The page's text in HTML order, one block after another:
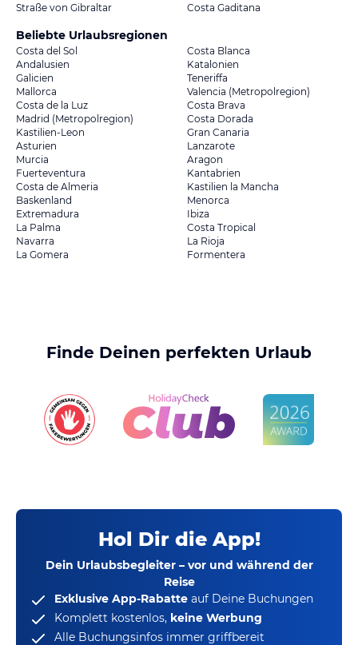
Straße von Gibraltar Costa Gaditana
Beliebte Urlaubsregionen
Costa del Sol
Costa Blanca
Andalusien
Katalonien
Galicien
Teneriffa
Mallorca
Valencia (Metropolregion)
Costa de la Luz
Costa Brava
Madrid (Metropolregion)
Costa Dorada
Kastilien-Leon
Gran Canaria
Asturien
Lanzarote
Murcia
Aragon
Fuerteventura
Kantabrien
Costa de Almeria
Kastilien la Mancha
Baskenland
Menorca
Extremadura
Ibiza
La Palma
Costa Tropical
Navarra
La Rioja
La Gomera
Formentera
Finde Deinen perfekten Urlaub
Hol Dir die App!
Dein Urlaubsbegleiter – vor und während der
Reise
Exklusive App-Rabatte auf Deine Buchungen
Komplett kostenlos, keine Werbung
Alle Buchungsinfos immer griffbereit